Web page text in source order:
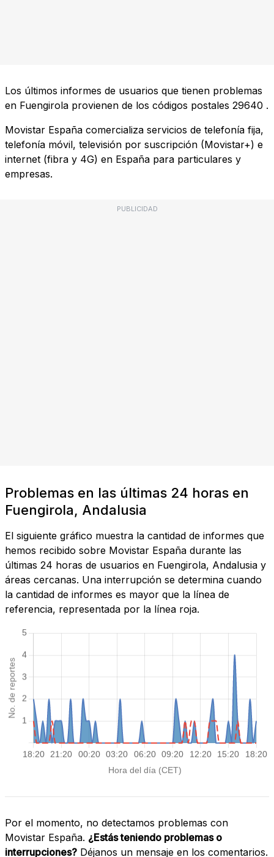
Los últimos informes de usuarios que tienen problemas
en Fuengirola provienen de los códigos postales 29640 .
Movistar España comercializa servicios de telefonía fija,
telefonía móvil, televisión por suscripción (Movistar+) e
internet (fibra y 4G) en España para particulares y
empresas.
PUBLICIDAD
Problemas en las últimas 24 horas en
Fuengirola, Andalusia
El siguiente gráfico muestra la cantidad de informes que
hemos recibido sobre Movistar España durante las
últimas 24 horas de usuarios en Fuengirola, Andalusia y
áreas cercanas. Una interrupción se determina cuando
la cantidad de informes es mayor que la línea de
referencia, representada por la línea roja.
Por el momento, no detectamos problemas con
Movistar España. ¿Estás teniendo problemas o
interrupciones? Déjanos un mensaje en los comentarios.